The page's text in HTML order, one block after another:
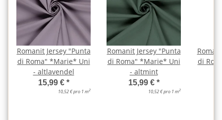
Romanit Jersey "Punta
di Roma" *Marie* Uni
- altlavendel
15,99 € *
10,52 € pro 1 m2
Romanit Jersey "Punta
di Roma" *Marie* Uni
- altmint
15,99 € *
10,52 € pro 1 m2
di